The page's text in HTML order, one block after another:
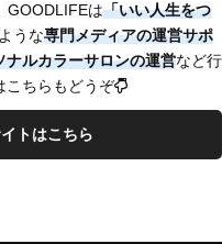
GOODLIFEは「いい人生をつ
うな専門メディアの運営サポ
ナルカラーサロンの運営など行
こちらもどうぞ
トはこちら